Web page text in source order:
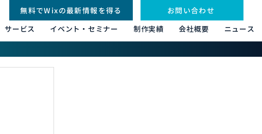
無料でWixの最新情報を得る お問い合わせ
サービス イベント・セミナー 制作実績 会社概要 ニュース